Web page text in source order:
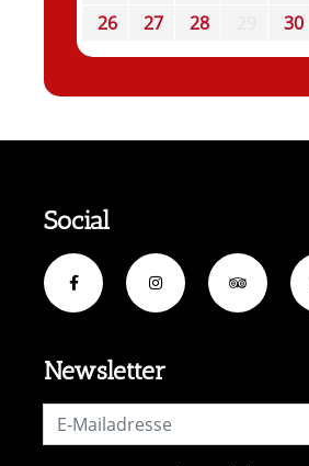
26
27 28 30
Newsletter
Social